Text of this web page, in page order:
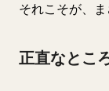
それこそが、
正直なとこ